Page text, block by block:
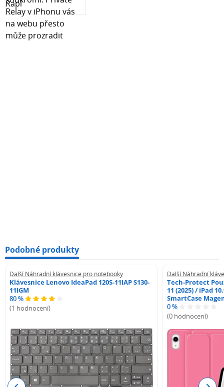
Podobné produkty
Další Náhradní klávesnice pro notebooky
Klávesnice Lenovo IdeaPad 120S-11IAP S130-
11IGM
80 %
(1 hodnocení)
Další Náhradní
Tech-Protect
11 (2025) / iPad
SmartCase
0 %
(0 hodnocení)